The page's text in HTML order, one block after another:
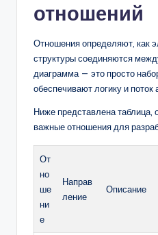
отношений
Отношения определяют, как
структуры соединяются
диаграмма — это просто
обеспечивают логику и поток
Ниже представлена
важные отношения для
От
но
ше
ни
е
Направ
ление
Описание